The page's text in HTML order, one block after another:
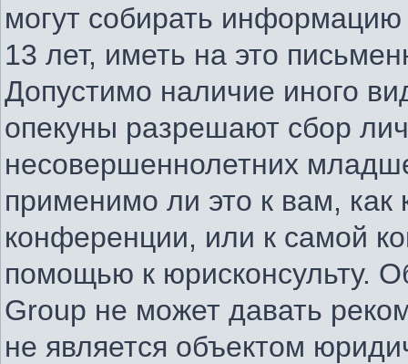
могут собирать
13 лет, иметь на это
Допустимо наличие иного
опекуны разрешают сбор
несовершеннолетних
применимо ли это к вам,
конференции, или к самой
помощью к юрисконсульту.
Group не может давать
не является объектом